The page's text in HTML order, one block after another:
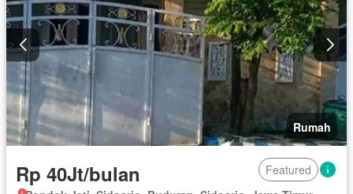
Rumah
Rp 40Jt/bulan
Featured